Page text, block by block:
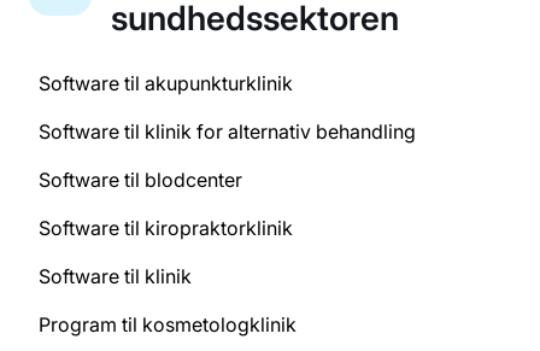
sundhedssektoren
Software til akupunkturklinik
Software til klinik for alternativ behandling
Software til blodcenter
Software til kiropraktorklinik
Software til klinik
Program til kosmetologklinik